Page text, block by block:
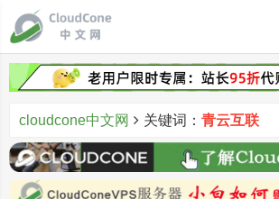
cloudcone中文网 关键词： 青云互联